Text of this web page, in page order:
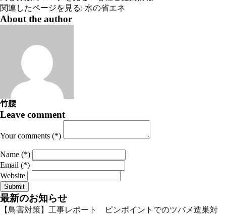
関連したページを見る: 水の省エネ
About the author
竹腰
Leave comment
Your comments (*)
Name (*)
Email (*)
Website
最新のお知らせ
【鳥害対策】工事レポート ピンポイントでのツバメ造巣対